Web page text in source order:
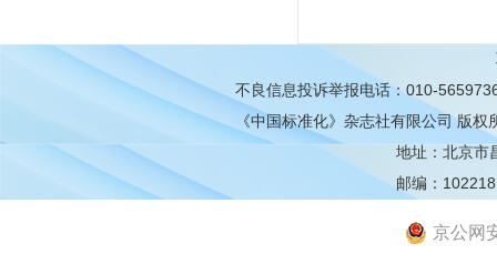
不良信息投诉举报电话：010-
《中国标准化》杂志社有限公司版权
地址：北京市
邮编：102218
京公网